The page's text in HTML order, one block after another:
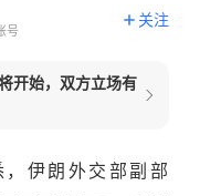
号
关注
开始，双方立场有
伊朗外交部副部